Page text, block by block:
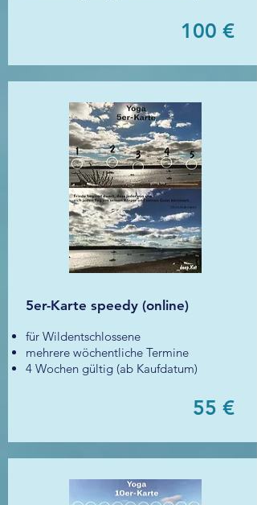
100 €
5er-Karte speedy (online)
für Wildentschlossene
mehrere wöchentliche Termine
4 Wochen gültig (ab Kaufdatum)
55 €